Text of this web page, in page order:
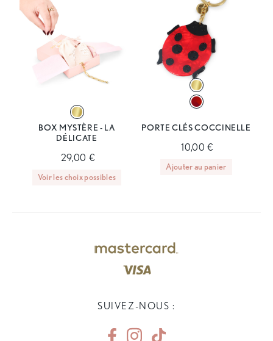
BOX MYSTÈRE - LA
DÉLICATE
29,00 €
Voir les choix possibles
PORTE CLÉS COCCINELLE
10,00 €
Ajouter au panier
SUIVEZ-NOUS :